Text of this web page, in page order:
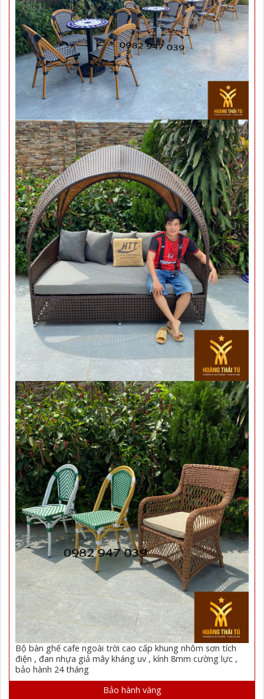
Bộ bàn ghế cafe ngoài trời cao cấp khung nhôm sơn tích
điện , đan nhựa giả mây kháng uv , kính 8mm cường lực ,
bảo hành 24 tháng
Bảo hành vàng